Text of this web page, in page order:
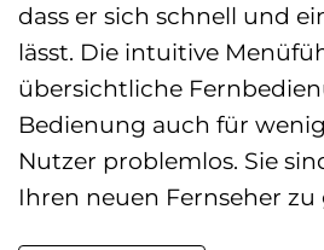
dass er sich schnell und
lässt. Die intuitive
übersichtliche
Bedienung auch für
Nutzer problemlos. Sie
Ihren neuen Fernseher zu